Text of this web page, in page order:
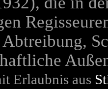
Erlaubnis aus